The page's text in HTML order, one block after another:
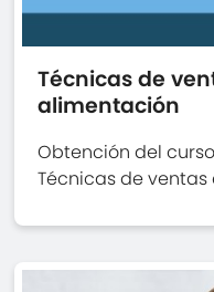
Técnicas de
alimentación
Obtención del
Técnicas de